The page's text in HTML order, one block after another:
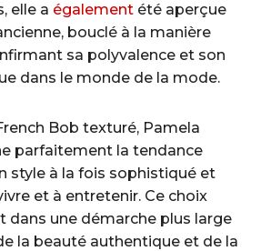
elle a également été aperçue
bouclé à la manière
sa polyvalence et son
dans le monde de la mode.
Bob texturé, Pamela
parfaitement la tendance
style à la fois sophistiqué et
et à entretenir. Ce choix
dans une démarche plus large
la beauté authentique et de la